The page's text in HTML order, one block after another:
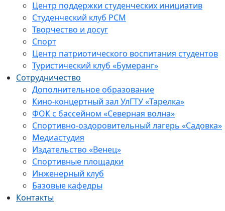
Центр поддержки студенческих инициатив
Студенческий клуб РСМ
Творчество и досуг
Спорт
Центр патриотического воспитания студентов
Туристический клуб «Бумеранг»
Сотрудничество
Дополнительное образование
Кино-концертный зал УлГТУ «Тарелка»
ФОК с бассейном «Северная волна»
Спортивно-оздоровительный лагерь «Садовка»
Медиастудия
Издательство «Венец»
Спортивные площадки
Инженерный клуб
Базовые кафедры
Контакты